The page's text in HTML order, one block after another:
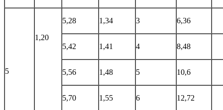
5
1,20
5,28 1,34 3 6,36
5,42 1,41 4 8,48
5,56 1,48 5 10,6
5,70 1,55 6 12,72